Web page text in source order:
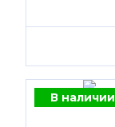
В наличии